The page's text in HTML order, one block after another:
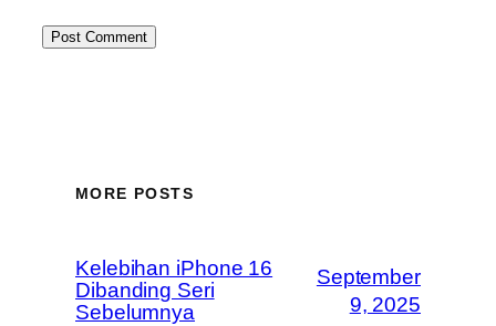
MORE POSTS
Kelebihan iPhone 16
Dibanding Seri
Sebelumnya
September
9, 2025